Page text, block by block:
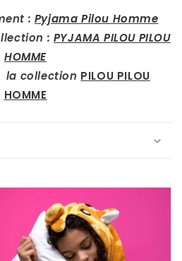
: Pyjama Pilou Homme
: PYJAMA PILOU PILOU
HOMME
la collection PILOU PILOU
HOMME